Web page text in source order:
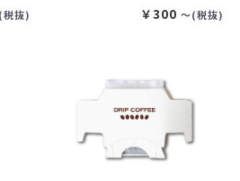
税抜) ￥300 〜(税抜)